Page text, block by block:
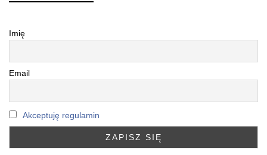
Imię
Email
Akceptuję regulamin